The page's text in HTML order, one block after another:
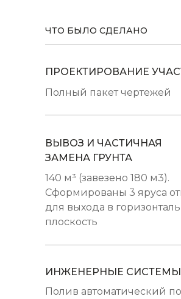
ЧТО БЫЛО СДЕЛАНО
ПРОЕКТИРОВАНИЕ
Полный пакет чертежей
ВЫВОЗ И ЧАСТИЧНАЯ
ЗАМЕНА ГРУНТА
140 м³ (завезено 180 м3).
Сформированы 3 яруса
для выхода в
плоскость
ИНЖЕНЕРНЫЕ СИСТЕМЫ
Полив автоматический